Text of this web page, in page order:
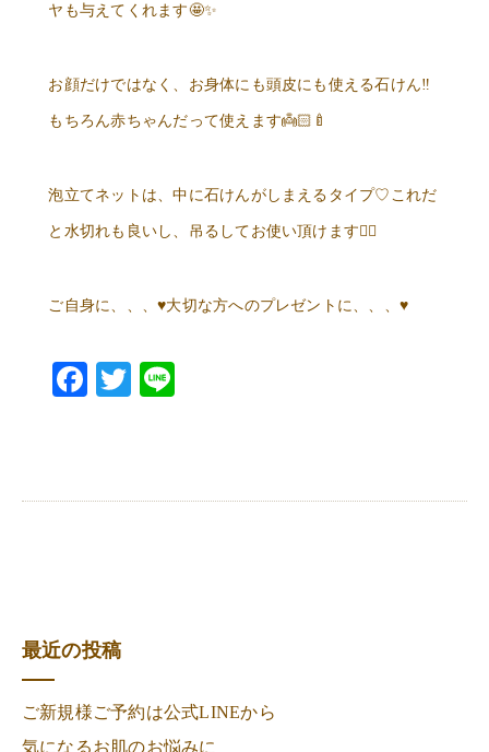
ヤも与えてくれます🤩✨
お顔だけではなく、お身体にも頭皮にも使える石けん‼️
もちろん赤ちゃんだって使えます👼🏻🍼
泡立てネットは、中に石けんがしまえるタイプ♡ これだ
と水切れも良いし、吊るしてお使い頂けます🙆‍♀️
ご自身に、、、♥️大切な方へのプレゼントに、、、 ♥️
Facebook
Twitter
最近の投稿
ご新規様ご予約は公式LINEから
気になるお肌のお悩みに